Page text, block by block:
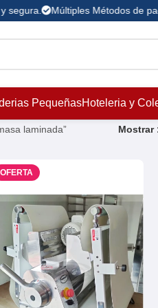
segura. Múltiples Métodos de
PequeñasHoteleria y
laminada” Mostrar
OFERTA